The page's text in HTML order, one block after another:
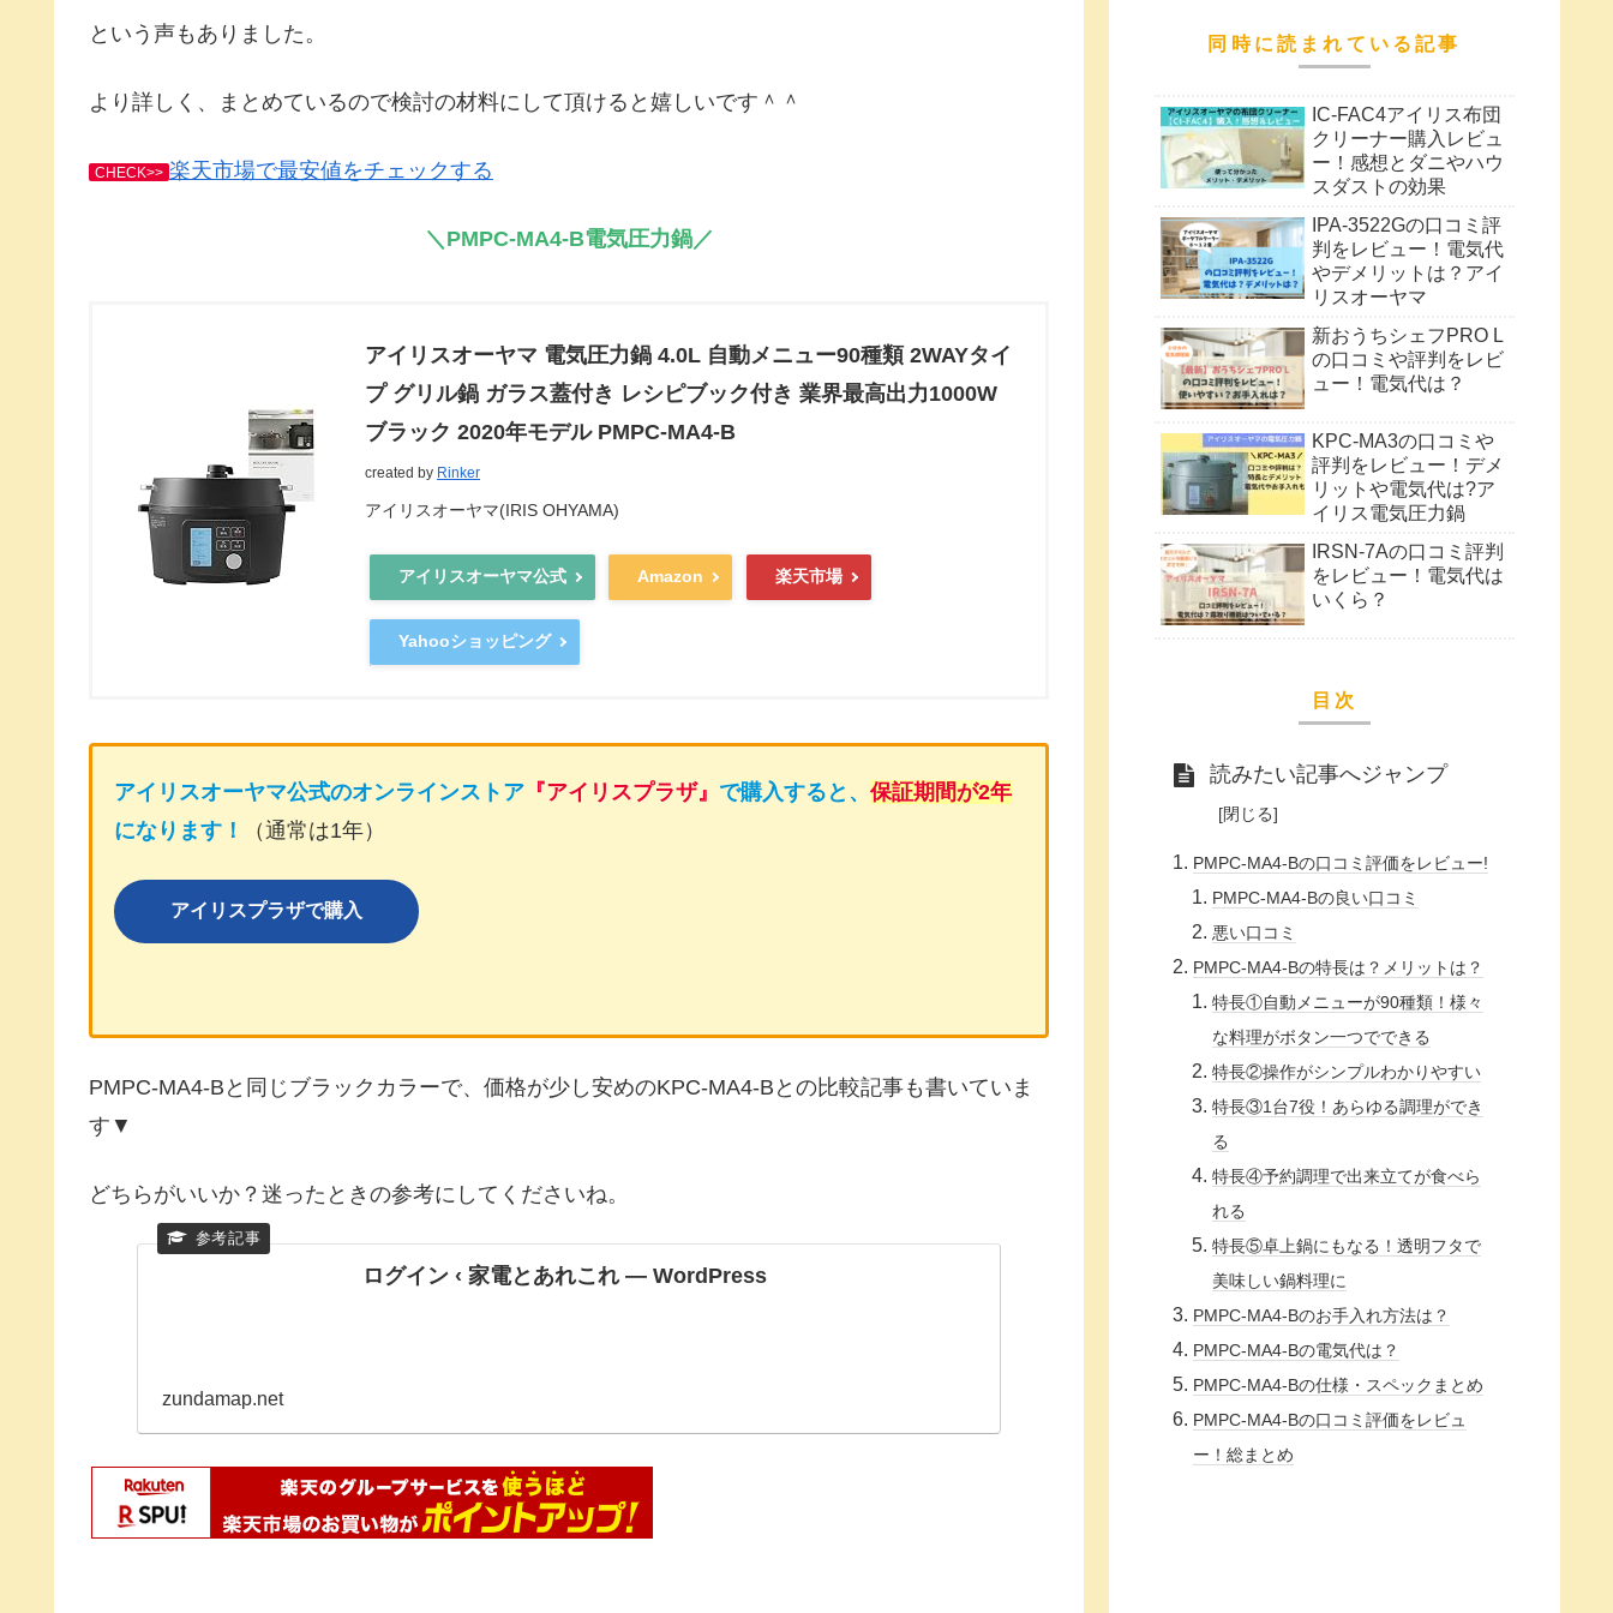
という声もありました。
より詳しく、まとめているので検討の材料にして頂けると嬉しいです＾＾
CHECK>> 楽天市場で最安値をチェックする
＼PMPC-MA4-B電気圧力鍋／
アイリスオーヤマ 電気圧力鍋 4.0L 自動メニュー90種類 2WAYタイ
プ グリル鍋 ガラス蓋付き レシピブック付き 業界最高出力1000W
ブラック 2020年モデル PMPC-MA4-B
created by Rinker
アイリスオーヤマ(IRIS OHYAMA)
アイリスオーヤマ公式 Amazon 楽天市場
Yahooショッピング
アイリスオーヤマ公式のオンラインストア 『アイリスプラザ』 で購入すると 、 保証期間が2年
になります！
（通常は1年）
アイリスプラザで購入
PMPC-MA4-Bと同じブラックカラーで、価格が少し安めのKPC-MA4-Bとの比較記事も書いていま
す▼
どちらがいいか？迷ったときの参考にしてくださいね。
ログイン ‹ 家電とあれこれ — WordPress
zundamap.net
同時に読まれている記事
IC-FAC4アイリス布団
クリーナー購入レビュ
ー！感想とダニやハウ
スダストの効果
IPA-3522Gの口コミ評
判をレビュー！電気代
やデメリットは？アイ
リスオーヤマ
新おうちシェフPRO L
の口コミや評判をレビ
ュー！電気代は？
KPC-MA3の口コミや
評判をレビュー！デメ
リットや電気代は?ア
イリス電気圧力鍋
IRSN-7Aの口コミ評判
をレビュー！電気代は
いくら？
目次
読みたい記事へジャンプ
PMPC-MA4-Bの口コミ評価をレビュー!
PMPC-MA4-Bの良い口コミ
悪い口コミ
PMPC-MA4-Bの特長は？メリットは？
特長①自動メニューが90種類！様々
な料理がボタン一つでできる
特長②操作がシンプルわかりやすい
特長③1台7役！あらゆる調理ができ
る
特長④予約調理で出来立てが食べら
れる
特長⑤卓上鍋にもなる！透明フタで
美味しい鍋料理に
PMPC-MA4-Bのお手入れ方法は？
PMPC-MA4-Bの電気代は？
PMPC-MA4-Bの仕様・スペックまとめ
PMPC-MA4-Bの口コミ評価をレビュ
ー！総まとめ